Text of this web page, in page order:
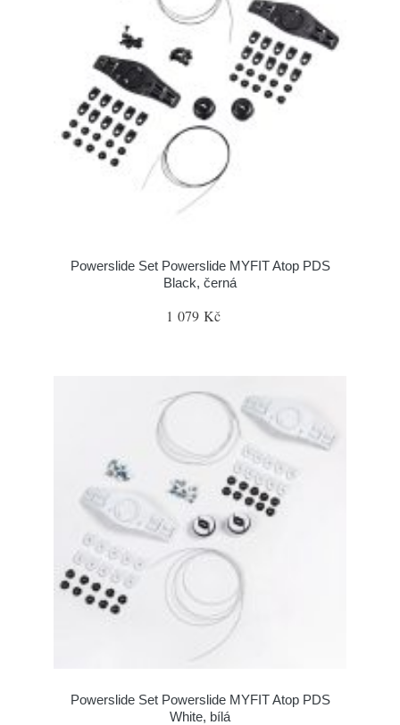
Powerslide Set Powerslide MYFIT Atop PDS
Black, černá
1 079 Kč
Powerslide Set Powerslide MYFIT Atop PDS
White, bílá